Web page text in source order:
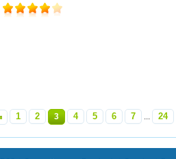
1 2 3 4 5 6 7 ... 24»